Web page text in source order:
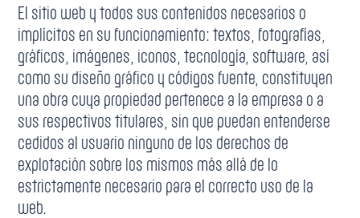
El sitio web y todos sus contenidos necesarios o
implícitos en su funcionamiento: textos, fotografías,
gráficos, imágenes, iconos, tecnología, software, así
como su diseño gráfico y códigos fuente, constituyen
una obra cuya propiedad pertenece a la empresa o a
sus respectivos titulares, sin que puedan entenderse
cedidos al usuario ninguno de los derechos de
explotación sobre los mismos más allá de lo
estrictamente necesario para el correcto uso de la
web.